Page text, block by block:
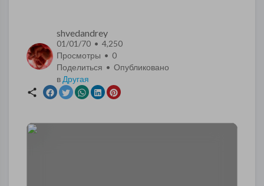
shvedandrey
01/01/70 • 4,250
Просмотры • 0
Поделиться • Опубликовано
в Другая